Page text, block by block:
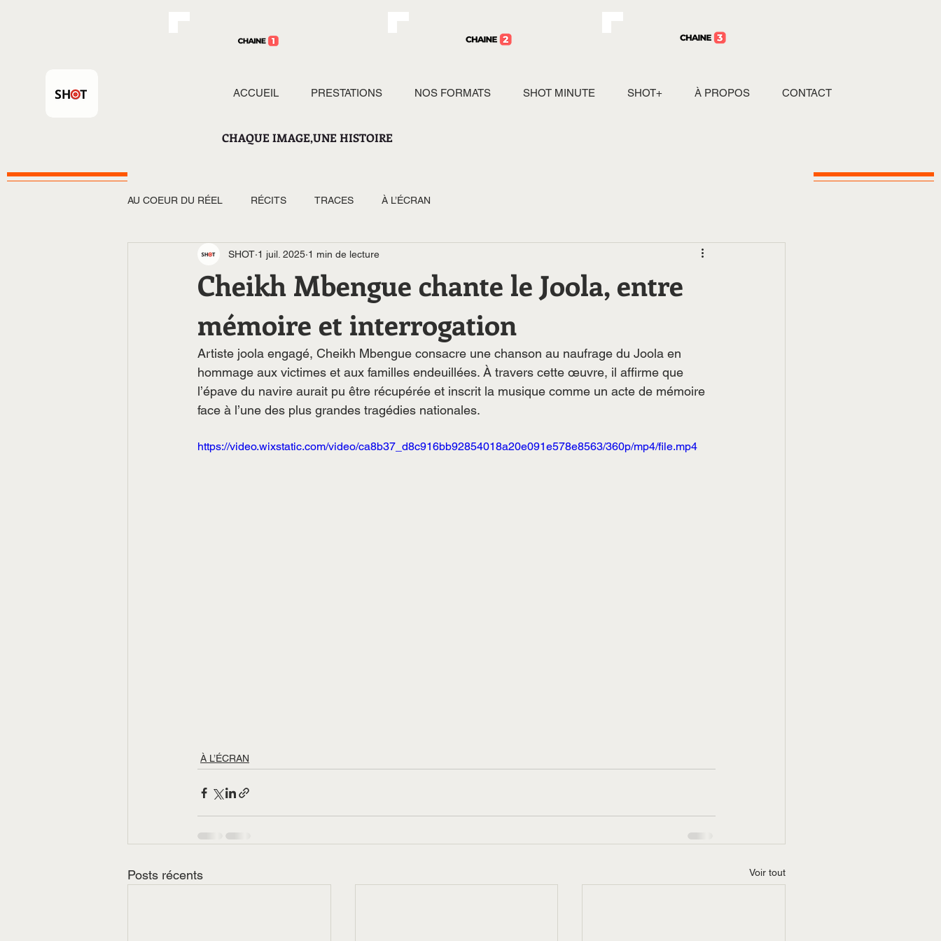
ACCUEIL PRESTATIONS NOS FORMATS SHOT MINUTE SHOT+ À PROPOS CONTACT
CHAQUE IMAGE,UNE HISTOIRE
AU COEUR DU RÉEL RÉCITS TRACES À L’ÉCRAN
Cheikh Mbengue chante le Joola, entre
mémoire et interrogation
SHOT 1 juil. 2025 1 min de lecture
Artiste joola engagé, Cheikh Mbengue consacre une chanson au naufrage du Joola en
hommage aux victimes et aux familles endeuillées. À travers cette œuvre, il affirme que
l’épave du navire aurait pu être récupérée et inscrit la musique comme un acte de mémoire
face à l’une des plus grandes tragédies nationales.
https://video.wixstatic.com/video/ca8b37_d8c916bb92854018a20e091e578e8563/360p/mp4/file.mp4
À L’ÉCRAN
Posts récents Voir tout